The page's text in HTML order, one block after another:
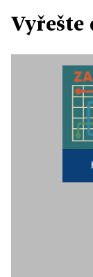
Vyřešte